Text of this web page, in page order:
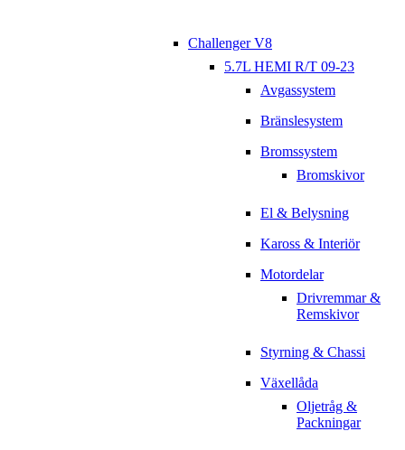
Challenger V8
5.7L HEMI R/T 09-23
Avgassystem
Bränslesystem
Bromssystem
Bromskivor
El & Belysning
Kaross & Interiör
Motordelar
Drivremmar &
Remskivor
Styrning & Chassi
Växellåda
Oljetråg &
Packningar